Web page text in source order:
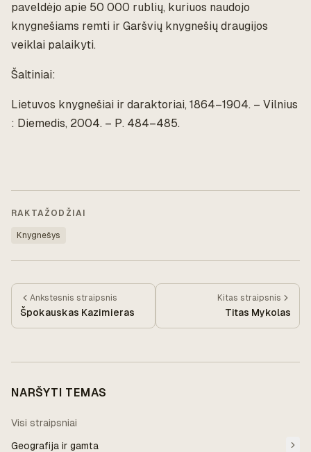
paveldėjo apie 50 000 rublių, kuriuos naudojo
knygnešiams remti ir Garšvių knygnešių draugijos
veiklai palaikyti.
Šaltiniai:
Lietuvos knygnešiai ir daraktoriai, 1864–1904. – Vilnius
: Diemedis, 2004. – P. 484–485.
RAKTAŽODŽIAI
Knygnešys
Ankstesnis straipsnis
Špokauskas Kazimieras
Kitas straipsnis
Titas Mykolas
NARŠYTI TEMAS
Visi straipsniai
Geografija ir gamta